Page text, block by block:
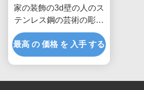
家の装飾の3d壁の人のス
テンレス鋼の芸術の彫刻
のマットの比ゆ的な終わ
り
最高 の 価格 を 入手 する